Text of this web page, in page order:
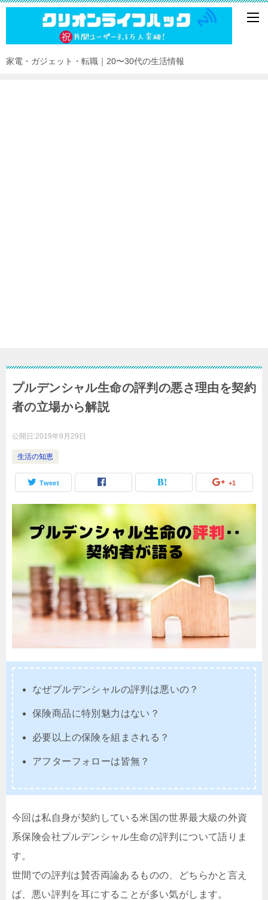
家電・ガジェット・転職｜20〜30代の生活情報
プルデンシャル生命の評判の悪さ理由を契約
者の立場から解説
公開日:2019年9月29日
生活の知恵
Tweet +1
なぜプルデンシャルの評判は悪いの？
保険商品に特別魅力はない？
必要以上の保険を組まされる？
アフターフォローは皆無？
今回は私自身が契約している米国の世界最大級の外資
系保険会社プルデンシャル生命の評判について語りま
す。
世間での評判は賛否両論あるものの、どちらかと言え
ば、悪い評判を耳にすることが多い気がします。